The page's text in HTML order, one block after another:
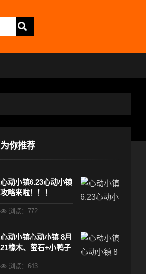
为你推荐
心动小镇6.23心动小镇
攻略来啦！！！
浏览：772
心动小镇心动小镇 8月
21橡木、萤石+小鸭子
浏览：643